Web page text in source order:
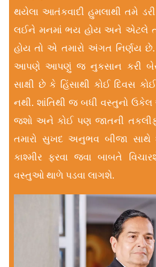
થયેલા આતંકવાદી હુમલાથી તમે ડરી
લઈને મનમાં ભય હોય અને એટલે
હોય તો એ તમારો અંગત નિર્ણય છે.
આપણે આપણું જ નુકસાન કરી
સાક્ષી છે કે હિંસાથી કોઈ દિવસ
નથી. શાંતિથી જ બધી વસ્તુનો ઉકેલ
જશો અને કોઈ પણ જાતની તકલીફ
તમારો સુખદ અનુભવ બીજા
કાશ્મીર ફરવા જવા બાબતે
વસ્તુઓ થાળે પડવા લાગશે.